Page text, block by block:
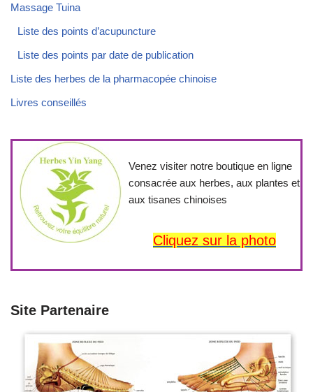
Massage Tuina
Liste des points d’acupuncture
Liste des points par date de publication
Liste des herbes de la pharmacopée chinoise
Livres conseillés
Venez visiter notre boutique en ligne
consacrée aux herbes, aux plantes et
aux tisanes chinoises
Cliquez sur la photo
Site Partenaire